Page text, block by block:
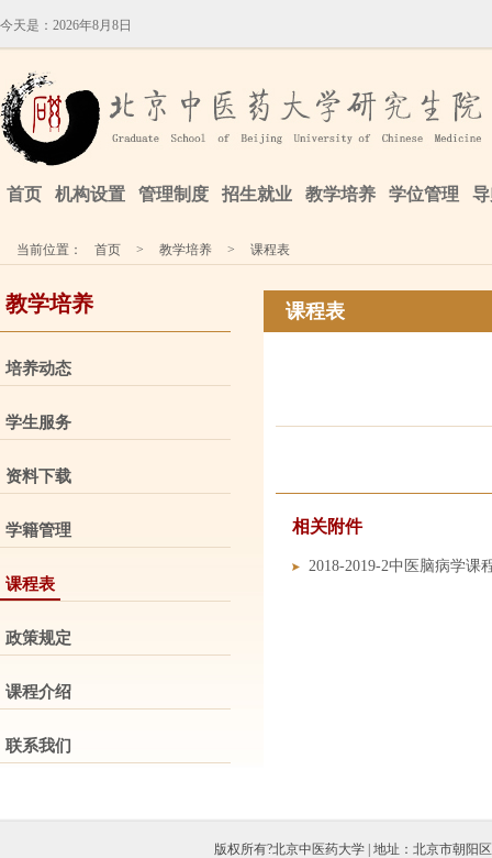
今天是： 2026年8月8日
首页 机构设置 管理制度 招生就业 教学培养 学位管理
当前位置： 首页 > 教学培养 > 课程表
教学培养
培养动态
学生服务
资料下载
学籍管理
课程表
政策规定
课程介绍
联系我们
课程表
相关附件
2018-2019-2中医脑病学课
版权所有?北京中医药大学 | 地址：北京市朝阳